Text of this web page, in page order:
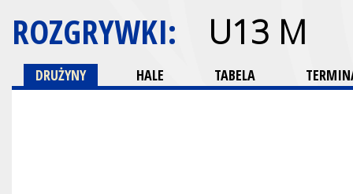
ROZGRYWKI: U13 M
DRUŻYNY HALE TABELA